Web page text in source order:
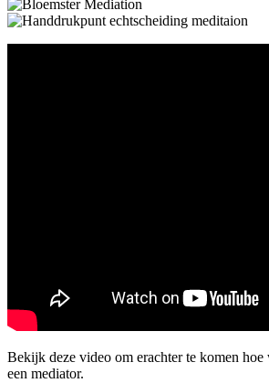
Bekijk deze video om erachter te komen
een mediator.